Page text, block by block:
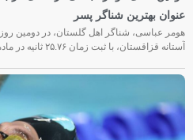
عنوان بهترین شناگر پسر
هومر عباسی، شناگر اهل گلستان، در دومین
آستانه قزاقستان، با ثبت زمان ۲۵.۷۶ ثانیه در ماده ۵۰ متر کرال پشت به مدال طلا